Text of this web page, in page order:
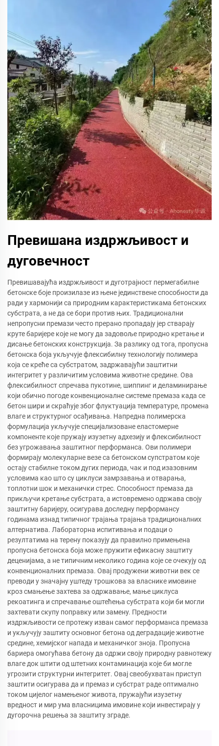
Превишана издржљивост и
дуговечност
Превишавајућа издржљивост и дуготрајност пермегабилне
бетонске боје произилазе из њене јединствене способности да
ради у хармонији са природним карактеристикама бетонских
субстрата, а не да се бори против њих. Традиционални
непропусни премази често прерано пропадају јер стварају
круте баријере које не могу да задовоље природно кретање и
дисање бетонских конструкција. За разлику од тога, пропусна
бетонска боја укључује флексибилну технологију полимера
која се креће са субстратом, задржавајући заштитни
интегритет у различитим условима животне средине. Ова
флексибилност спречава пукотине, шиппинг и деламинирање
који обично погоде конвенционалне системе премаза када се
бетон шири и скраћује због флуктуација температуре, промена
влаге и структурног осађивања. Напредна полимерска
формулација укључује специјализоване еластомерне
компоненте које пружају изузетну адхезију и флексибилност
без угрожавања заштитног перформанса. Ови полимери
формирају молекуларне везе са бетонском супстратом које
остају стабилне током дугих периода, чак и под изазовним
условима као што су циклуси замрзавања и отварања,
топлотни шок и механички стрес. Способност премаза да
прикључи кретање субстрата, а истовремено одржава своју
заштитну баријеру, осигурава доследну перформансу
годинама изнад типичног трајања трајања традиционалних
алтернатива. Лабораторна испитивања и подаци о
резултатима на терену показују да правилно примењена
пропусна бетонска боја може пружити ефикасну заштиту
деценијама, а не типичним неколико година које се очекују од
конвенционалних премаза. Овај продужени животни век се
преводи у значајну уштеду трошкова за власнике имовине
кроз смањење захтева за одржавање, мање циклуса
рекоатинга и спречавање оштећења субстрата који би могли
захтевати скупу поправку или замену. Предности
издржљивости се протежу изван самог перформанса премаза
и укључују заштиту основног бетона од деградације животне
средине, хемијског напада и механичког зноја. Пропусна
бариера омогућава бетону да одржи своју природну равнотежу
влаге док штити од штетних контаминација које би могле
угрозити структурни интегритет. Овај свеобухватан приступ
заштити осигурава да и премаз и субстрат раде оптимално
током цијелог намењеног живота, пружајући изузетну
вредност и мир ума власницима имовине који инвестирају у
дугорочна решења за заштиту зграде.